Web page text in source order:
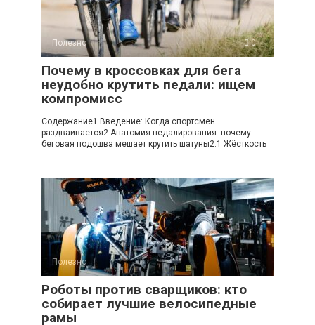
Полезно 0
Почему в кроссовках для бега
неудобно крутить педали: ищем
компромисс
Содержание1 Введение: Когда спортсмен
раздваивается2 Анатомия педалирования: почему
беговая подошва мешает крутить шатуны2.1 Жёсткость
Полезно 0
Роботы против сварщиков: кто
собирает лучшие велосипедные
рамы